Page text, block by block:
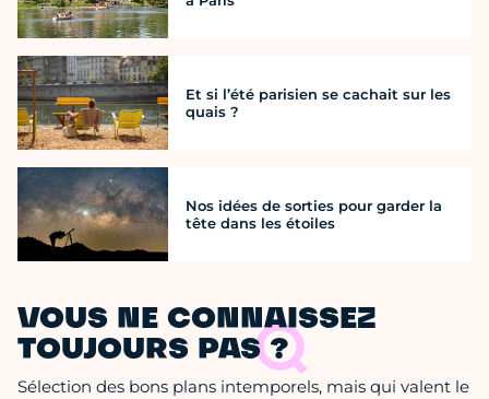
Et si l’été parisien se cachait sur les
quais ?
Nos idées de sorties pour garder la
tête dans les étoiles
VOUS NE CONNAISSEZ
TOUJOURS PAS ?
Sélection des bons plans intemporels, mais qui valent le